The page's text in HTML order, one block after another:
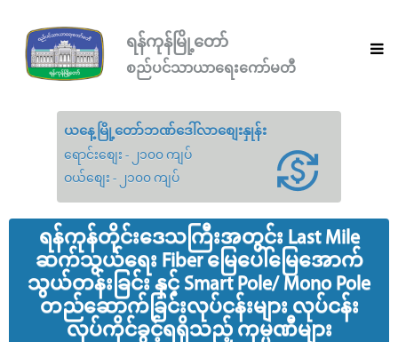
ရန်ကုန်မြို့တော်
စည်ပင်သာယာရေးကော်မတီ
ယနေ့မြို့တော်ဘဏ်ဒေါ်လာစျေးနှုန်း
ရောင်းစျေး - ၂၁၀၀ ကျပ်
ဝယ်စျေး - ၂၁၀၀ ကျပ်
ရန်ကုန်တိုင်းဒေသကြီးအတွင်း Last Mile
ဆက်သွယ်ရေး Fiber မြေပေါ်မြေအောက်
သွယ်တန်းခြင်း နှင့် Smart Pole/ Mono Pole
တည်ဆောက်ခြင်းလုပ်ငန်းများ လုပ်ငန်း
လုပ်ကိုင်ခွင့်ရရှိသည့် ကုမ္ပဏီများ